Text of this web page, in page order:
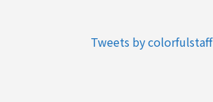
Tweets by colorfulstaff